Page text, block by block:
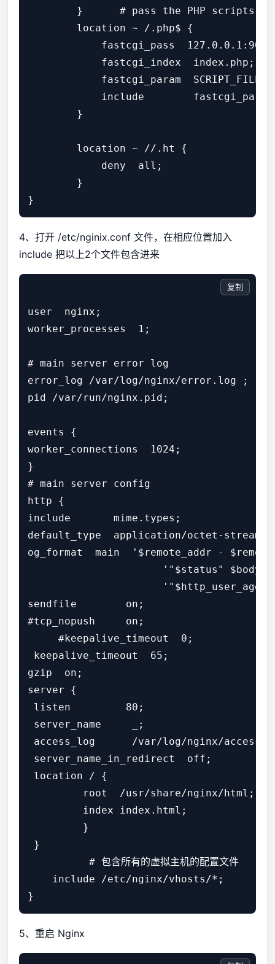
}      # pass the PHP scripts
        location ~ /.php$ {
fastcgi_pass
            fastcgi_index  index.php;
fastcgi_param
include
        }
        location ~ //.ht {
            deny  all;
        }
}
4、打开 /etc/nginix.conf 文件，在相应位置加入
include 把以上2个文件包含进来
user  nginx;
worker_processes  1;
# main server error log
error_log /var/log/nginx/error.log ;
pid /var/run/nginx.pid;
events {
worker_connections  1024;
}
# main server config
http {
include       mime.types;
default_type  application/octet-stream;
og_format  main  '$remote_addr -
'"$status"
sendfile        on;
#tcp_nopush     on;
     #keepalive_timeout  0;
keepalive_timeout  65;
gzip  on;
server {
listen         80;
server_name     _;
access_log      /var/log/nginx/
server_name_in_redirect  off;
location / {
root  /usr/share/
         index index.html;
         }
}
          # 包含所有的虚拟主机的配置文件
    include /etc/nginx/vhosts/*;
}
复制
5、重启 Nginx